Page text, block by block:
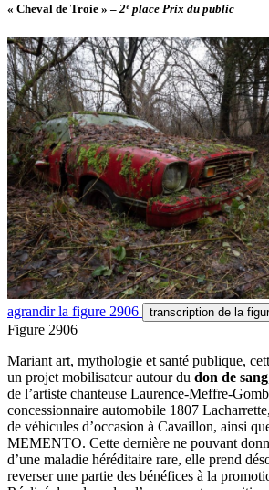
« Cheval de Troie » – 2ᵉ place Prix du public
agrandirla figure 2906 transcription de la
Figure 2906
Mariant art, mythologie et santé publique,
un projet mobilisateur autour du don de sang
de l’artiste chanteuse Laurence-Meffre-
concessionnaire automobile 1807
de véhicules d’occasion à Cavaillon, ainsi
MEMENTO. Cette dernière ne pouvant
d’une maladie héréditaire rare, elle prend
reverser une partie des bénéfices à la